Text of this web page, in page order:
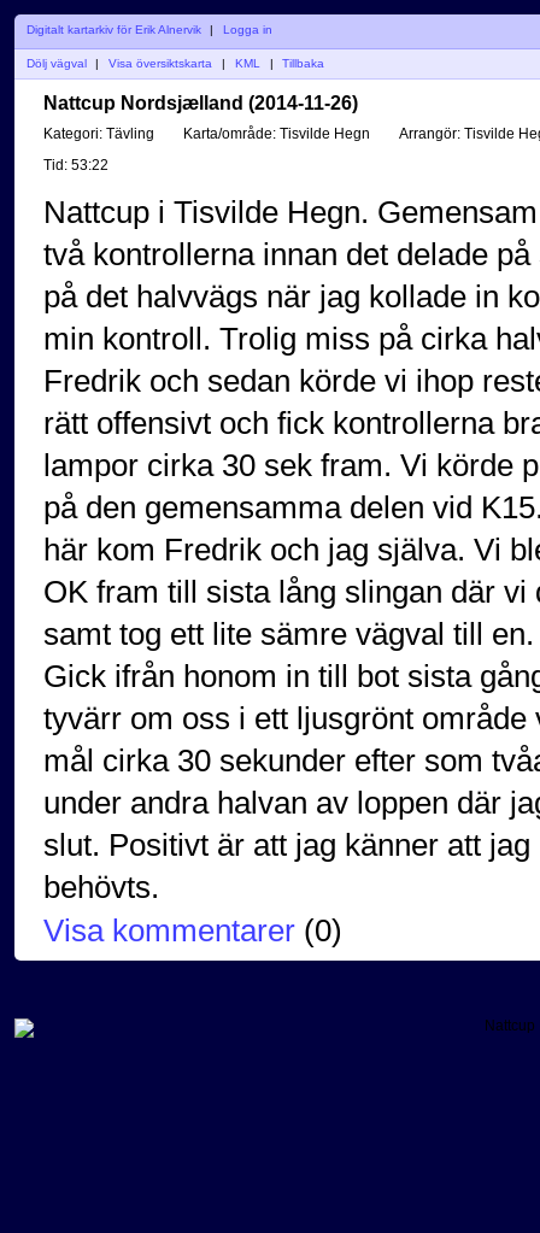
Digitalt kartarkiv för Erik Alnervik | Logga in
Dölj vägval Visa översiktskarta KML Tillbaka
Nattcup Nordsjælland (2014-11-26)
Kategori: Tävling Karta/område: Tisvilde Hegn Arrangör: Tisvilde
Tid: 53:22
Nattcup i Tisvilde Hegn.
två kontrollerna innan det delade
på det halvvägs när jag kollade in
min kontroll. Trolig miss på cirka
Fredrik och sedan körde vi ihop
rätt offensivt och fick kontrollerna
lampor cirka 30 sek fram. Vi körde
på den gemensamma delen vid
här kom Fredrik och jag själva. Vi
OK fram till sista lång slingan där
samt tog ett lite sämre vägval till
Gick ifrån honom in till bot sista
tyvärr om oss i ett ljusgrönt
mål cirka 30 sekunder efter som
under andra halvan av loppen där
slut. Positivt är att jag känner att
behövts.
Visa kommentarer (0)